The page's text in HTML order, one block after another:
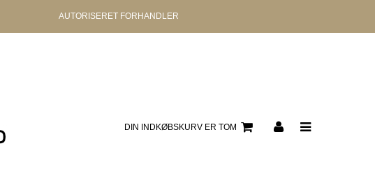
AUTORISERETFORHANDLER
DIN INDKØBSKURV ER TOM